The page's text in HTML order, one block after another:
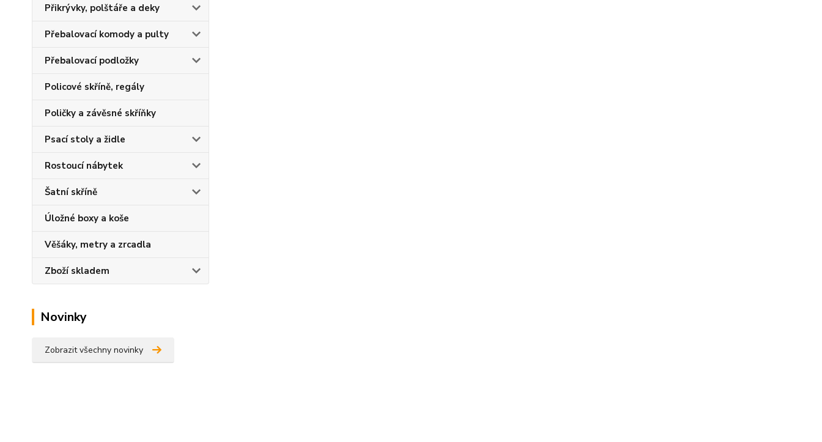
Přikrývky, polštáře a deky
Přebalovací komody a pulty
Přebalovací podložky
Policové skříně, regály
Poličky a závěsné skříňky
Psací stoly a židle
Rostoucí nábytek
Šatní skříně
Úložné boxy a koše
Věšáky, metry a zrcadla
Zboží skladem
Novinky
Zobrazit všechny novinky